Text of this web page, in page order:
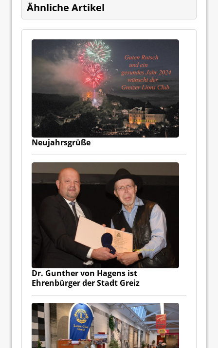
Ähnliche Artikel
Neujahrsgrüße
Dr. Gunther von Hagens ist
Ehrenbürger der Stadt Greiz